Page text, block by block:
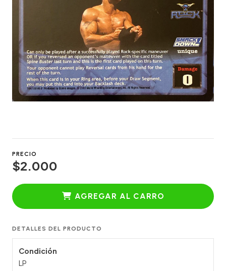
PRECIO
$2.000
AGREGAR AL CARRO
DETALLES DEL PRODUCTO
Condición
LP